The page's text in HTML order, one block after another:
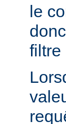
le
filtre